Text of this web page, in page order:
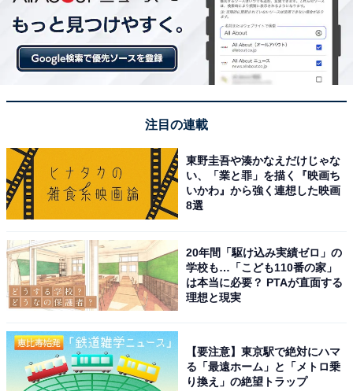
注目の連載
東野圭吾や湊かなえだけじゃな
い、「業と罪」を描く『映画ち
いかわ』から強く連想した映画
8選
20年間「駆け込み実績ゼロ」の
学校も…「こども110番の家」
は本当に必要？ PTAが直面する
理想と現実
【要注意】東京駅で絶対にハマ
る「最遠ホーム」と「メトロ乗
り換え」の絶望トラップ